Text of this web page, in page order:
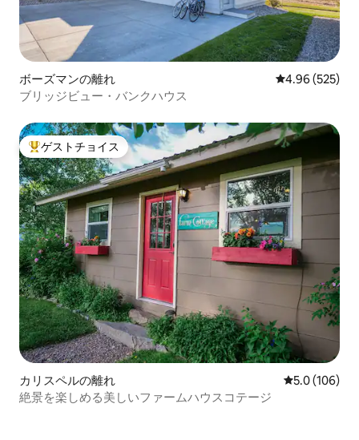
ボーズマンの離れ レビュー525
4.96 (525)
ブリッジビュー・バンクハウス
大好評のゲストチョイスです。
ゲストチョイス
カリスペルの離れ レビュー106
5.0 (106)
絶景を楽しめる美しいファームハウスコテージ